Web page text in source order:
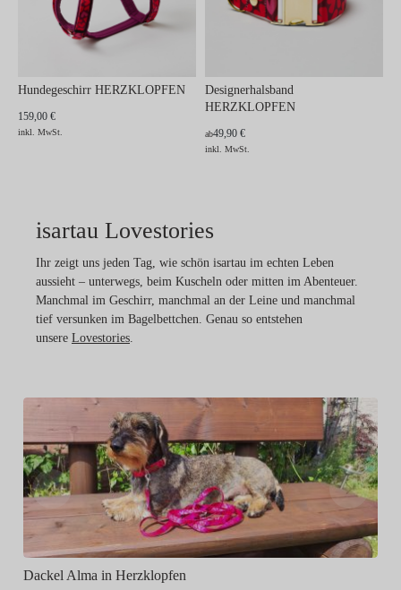
Hundegeschirr HERZKLOPFEN
159,00 €
inkl. MwSt.
Designerhalsband
HERZKLOPFEN
ab49,90 €
inkl. MwSt.
isartau Lovestories
Ihr zeigt uns jeden Tag, wie schön isartau im echten Leben
aussieht – unterwegs, beim Kuscheln oder mitten im Abenteuer.
Manchmal im Geschirr, manchmal an der Leine und manchmal
tief versunken im Bagelbettchen. Genau so entstehen
unsere Lovestories.
Dackel Alma in Herzklopfen